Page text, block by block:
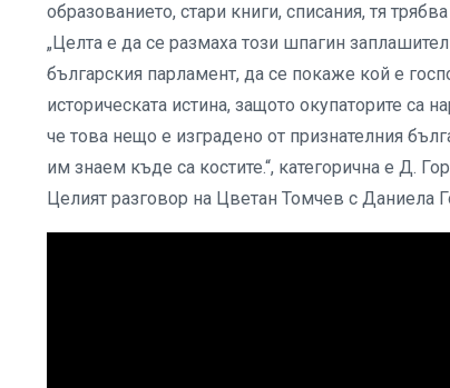
образованието, стари книги, списания, тя
„Целта е да се размаха този шпагин
българския парламент, да се покаже кой е
историческата истина, защото окупаторите са
че това нещо е изградено от признателния
им знаем къде са костите.“, категорична е Д.
Целият разговор на Цветан Томчев с Даниела